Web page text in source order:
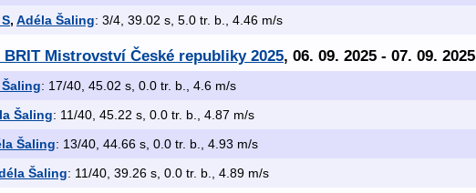
, Adéla Šaling: 3/4, 39.02 s, 5.0 tr. b., 4.46 m/s
BRIT Mistrovství České republiky 2025, 06. 09. 2025 - 07. 09. 2025
: 17/40, 45.02 s, 0.0 tr. b., 4.6 m/s
Šaling: 11/40, 45.22 s, 0.0 tr. b., 4.87 m/s
Šaling: 13/40, 44.66 s, 0.0 tr. b., 4.93 m/s
Šaling: 11/40, 39.26 s, 0.0 tr. b., 4.89 m/s